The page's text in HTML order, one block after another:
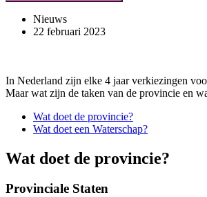
Nieuws
22 februari 2023
In Nederland zijn elke 4 jaar verkiezingen
Maar wat zijn de taken van de provincie en
Wat doet de provincie?
Wat doet een Waterschap?
Wat doet de provincie?
Provinciale Staten